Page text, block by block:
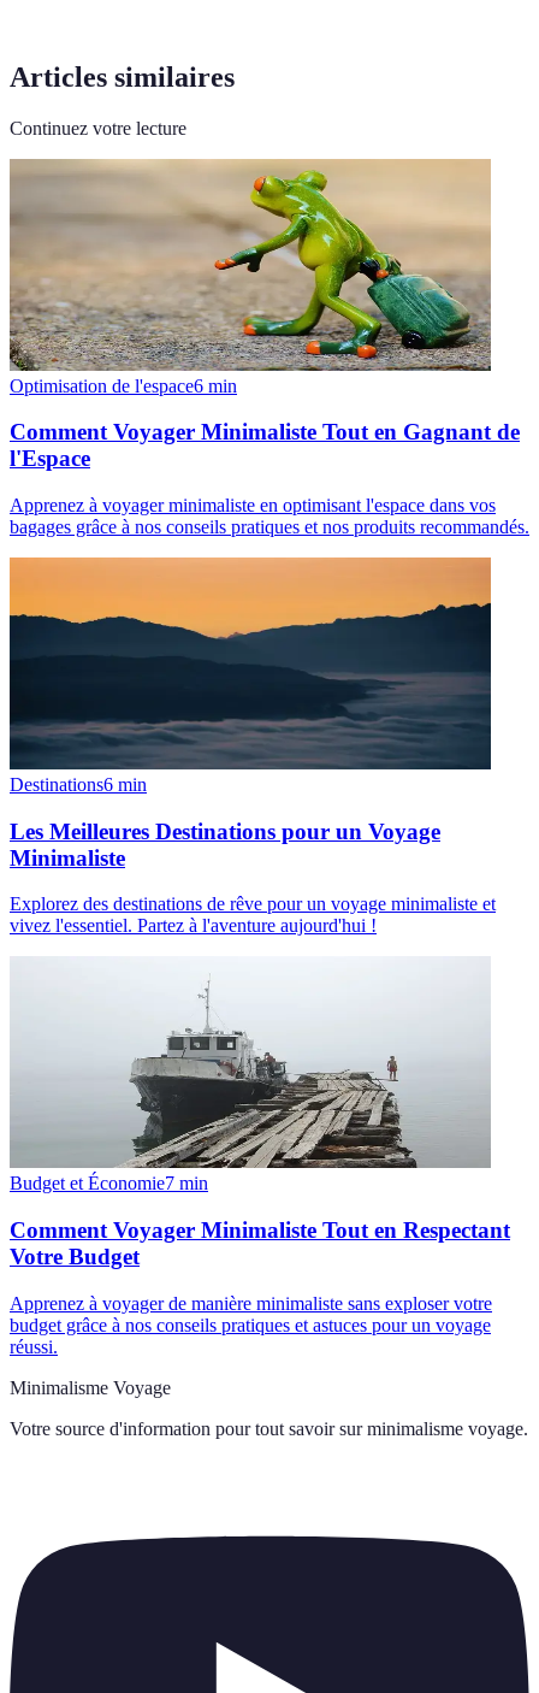
Articles similaires
Continuez votre lecture
Optimisation de l'espace6 min
Comment Voyager Minimaliste Tout en Gagnant de
l'Espace
Apprenez à voyager minimaliste en optimisant l'espace dans vos
bagages grâce à nos conseils pratiques et nos produits recommandés.
Destinations6 min
Les Meilleures Destinations pour un Voyage
Minimaliste
Explorez des destinations de rêve pour un voyage minimaliste et
vivez l'essentiel. Partez à l'aventure aujourd'hui !
Budget et Économie7 min
Comment Voyager Minimaliste Tout en Respectant
Votre Budget
Apprenez à voyager de manière minimaliste sans exploser votre
budget grâce à nos conseils pratiques et astuces pour un voyage
réussi.
Minimalisme Voyage
Votre source d'information pour tout savoir sur minimalisme voyage.